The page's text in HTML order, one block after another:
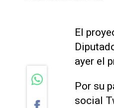
El
ayer el
Por su
social